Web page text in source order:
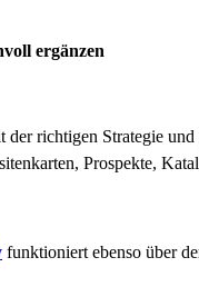
ergänzen
richtigen Strategie
Prospekte,
funktioniert ebenso über